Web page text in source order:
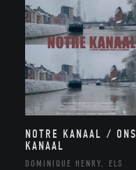
NOTRE KANAAL / ONS
KANAAL
DOMINIQUE HENRY, ELS